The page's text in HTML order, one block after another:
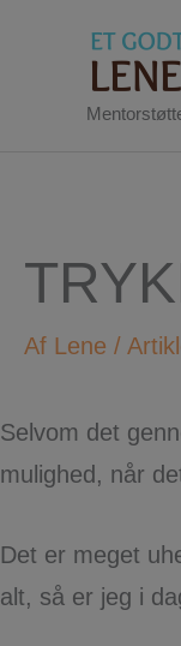
indholdet
Af Lene /
Selvom det
mulighed, når
Det er meget
alt, så er jeg i